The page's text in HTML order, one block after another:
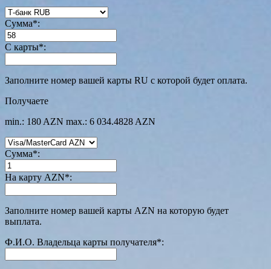
Сумма*:
С карты*:
Заполните номер вашей карты RU с которой будет оплата.
Получаете
min.: 180 AZN max.: 6 034.4828 AZN
Сумма*:
На карту AZN*:
Заполните номер вашей карты AZN на которую будет
выплата.
Ф.И.О. Владельца карты получателя*: